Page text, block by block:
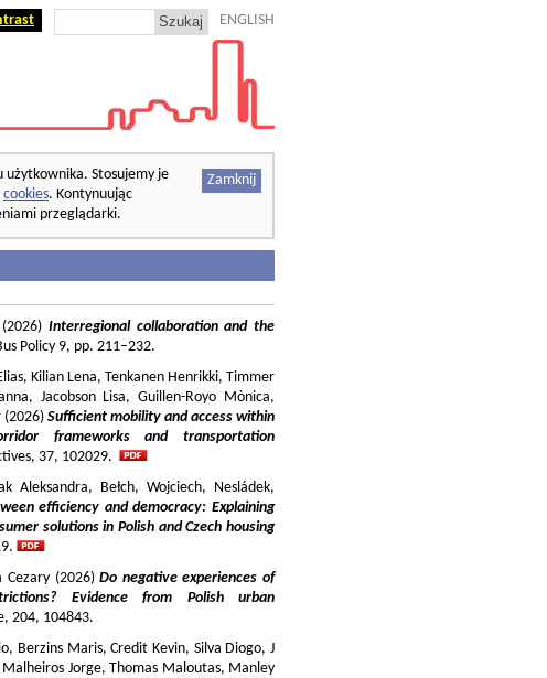
ENGLISH
Zamknij
użytkownika. Stosujemy je
cookies. Kontynuując
przeglądarki.
Interregional collaboration and the
Policy 9, pp. 211–232.
Kilian Lena, Tenkanen Henrikki, Timmer
Jacobson Lisa, Guillen-Royo Mònica,
(2026) Sufficient mobility and access within
frameworks and transportation
37, 102029.
Aleksandra, Bełch, Wojciech, Nesládek,
efficiency and democracy: Explaining
solutions in Polish and Czech housing
Cezary (2026)Do negative experiences of
Evidence from Polish urban
204, 104843.
Berzins Maris, Credit Kevin, Silva Diogo, J
Jorge, Thomas Maloutas, Manley